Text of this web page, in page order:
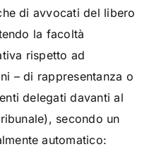
di avvocati del libero
la facoltà
rispetto ad
– di rappresentanza o
delegati davanti al
secondo un
automatico: